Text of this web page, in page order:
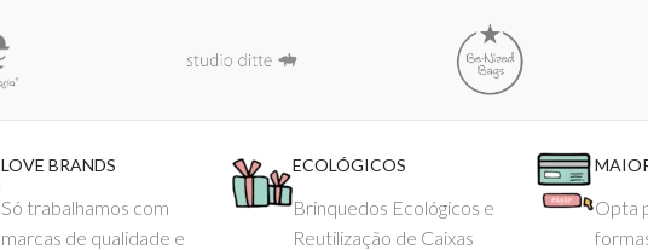
LOVE BRANDS
Só trabalhamos com
marcas de qualidade e
ECOLÓGICOS
Brinquedos Ecológicos e
Reutilização de Caixas
Opta